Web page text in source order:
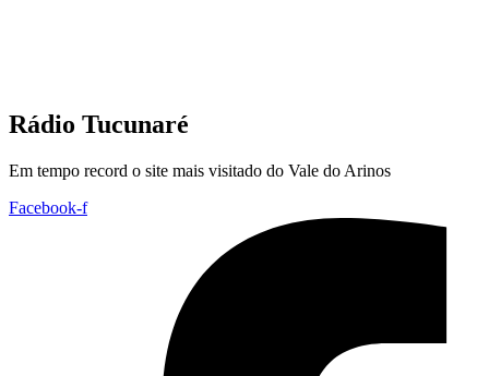
Rádio Tucunaré
Em tempo record o site mais visitado do Vale do Arinos
Facebook-f